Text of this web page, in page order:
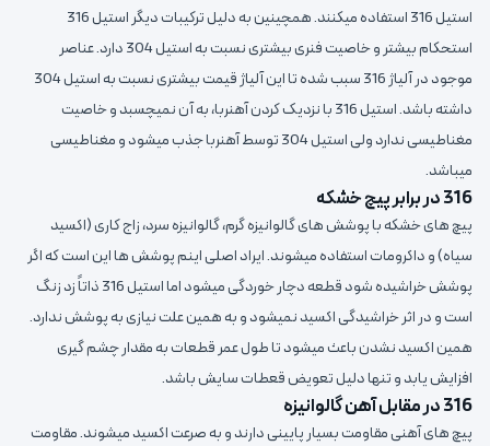
استیل 316 استفاده میکنند. همچینین به دلیل ترکیبات دیگر استیل 316
استحکام بیشتر و خاصیت فنری بیشتری نسبت به استیل 304 دارد. عناصر
موجود در آلیاژ 316 سبب شده تا این آلیاژ قیمت بیشتری نسبت به استیل 304
داشته باشد. استیل 316 با نزدیک کردن آهنربا، به آن نمیچسبد و خاصیت
مغناطیسی ندارد ولی استیل 304 توسط آهنربا جذب میشود و مغناطیسی
میباشد.
316 در برابر پیچ خشکه
پیچ های خشکه با پوشش های گالوانیزه گرم، گالوانیزه سرد، زاج کاری (اکسید
سیاه) و داکرومات استفاده میشوند. ایراد اصلی اینم پوشش ها این است که اگر
پوشش خراشیده شود قطعه دچار خوردگی میشود اما استیل 316 ذاتاً زد زنگ
است و در اثر خراشیدگی اکسید نمیشود و به همین علت نیازی به پوشش ندارد.
همین اکسید نشدن باعث میشود تا طول عمر قطعات به مقدار چشم گیری
افزایش یابد و تنها دلیل تعویض قعطات سایش باشد.
316 در مقابل آهن گالوانیزه
پیچ های آهنی مقاومت بسیار پایینی دارند و به صرعت اکسید میشوند. مقاومت